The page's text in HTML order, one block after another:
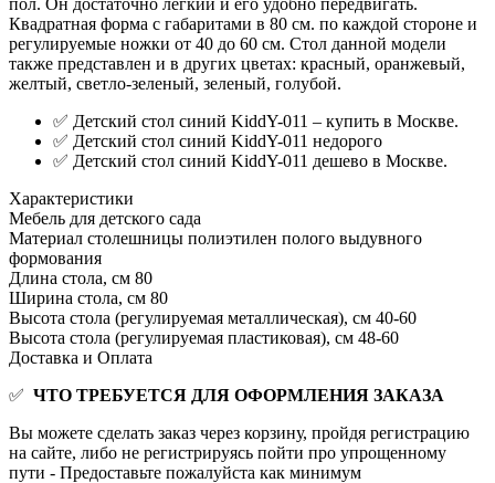
Квадратная форма с габаритами в 80 см. по каждой стороне и
регулируемые ножки от 40 до 60 см. Стол данной модели
также представлен и в других цветах: красный, оранжевый,
желтый, светло-зеленый, зеленый, голубой.
✅ Детский стол синий KiddY-011 – купить в Москве.
✅ Детский стол синий KiddY-011 недорого
✅ Детский стол синий KiddY-011 дешево в Москве.
Характеристики
Мебель для детского сада
Материал столешницы полиэтилен полого выдувного
формования
Длина стола, см 80
Ширина стола, см 80
Высота стола (регулируемая металлическая), см 40-60
Высота стола (регулируемая пластиковая), см 48-60
Доставка и Оплата
✅ ЧТО ТРЕБУЕТСЯ ДЛЯ ОФОРМЛЕНИЯ ЗАКАЗА
Вы можете сделать заказ через корзину, пройдя регистрацию
на сайте, либо не регистрируясь пойти про упрощенному
пути - Предоставьте пожалуйста как минимум